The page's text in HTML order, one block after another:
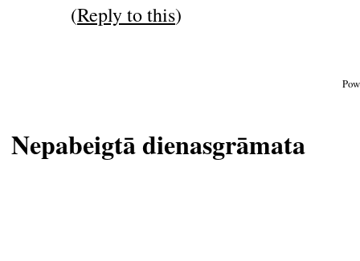
(Reply to this)
Nepabeigtā dienasgrāmata